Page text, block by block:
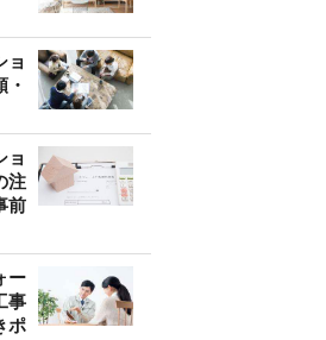
ョ
ョ
注
前
ー
事
ポ